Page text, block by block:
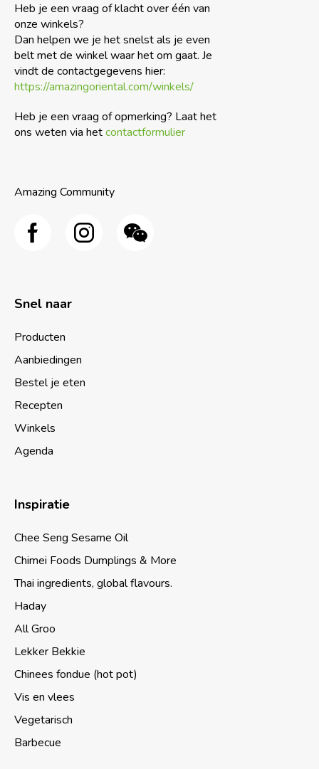
Heb je een vraag of klacht over één van
onze winkels?
Dan helpen we je het snelst als je even
belt met de winkel waar het om gaat. Je
vindt de contactgegevens hier:
https://amazingoriental.com/winkels/
Heb je een vraag of opmerking? Laat het
ons weten via hetcontactformulier
Amazing Community
Snel naar
Producten
Aanbiedingen
Bestel je eten
Recepten
Winkels
Agenda
Inspiratie
Chee Seng Sesame Oil
Chimei Foods Dumplings & More
Thai ingredients, global flavours.
Haday
All Groo
Lekker Bekkie
Chinees fondue (hot pot)
Vis en vlees
Vegetarisch
Barbecue